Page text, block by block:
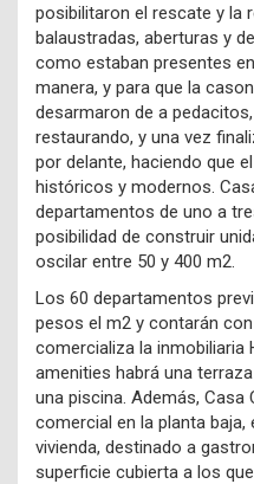
posibilitaron el rescate y la
balaustradas, aberturas y
como estaban presentes
manera, y para que la
desarmaron de a
restaurando, y una vez
por delante, haciendo que
históricos y modernos.
departamentos de uno a
posibilidad de construir
oscilar entre 50 y 400 m2.
Los 60 departamentos
pesos el m2 y contarán
comercializa la inmobiliaria
amenities habrá una
una piscina. Además, Casa
comercial en la planta
vivienda, destinado a
superficie cubierta a los